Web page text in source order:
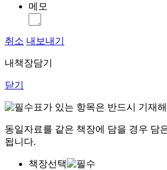
메모
취소 내보내기
내책장담기
닫기
표가 있는 항목은 반드시 기재
동일자료를 같은 책장에 담을 경우 담
됩니다.
책장선택